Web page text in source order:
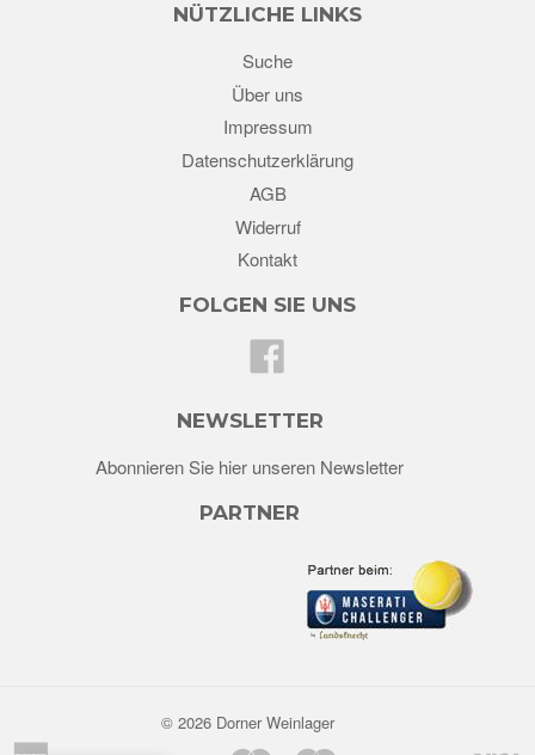
NÜTZLICHE LINKS
Suche
Über uns
Impressum
Datenschutzerklärung
AGB
Widerruf
Kontakt
FOLGEN SIE UNS
NEWSLETTER
Abonnieren Sie hier unseren Newsletter
PARTNER
© 2026 Dorner Weinlager